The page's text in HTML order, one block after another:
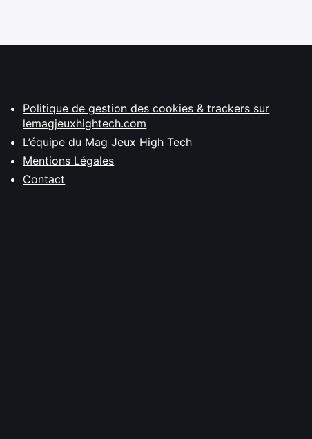
Politique de gestion des cookies & trackers sur
lemagjeuxhightech.com
L’équipe du Mag Jeux High Tech
Mentions Légales
Contact